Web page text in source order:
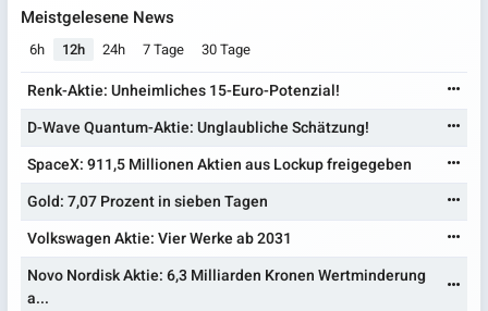
Meistgelesene News
6h 12h 24h 7 Tage 30 Tage
Renk-Aktie: Unheimliches 15-Euro-Potenzial!
D-Wave Quantum-Aktie: Unglaubliche Schätzung!
SpaceX: 911,5 Millionen Aktien aus Lockup freigegeben
Gold: 7,07 Prozent in sieben Tagen
Volkswagen Aktie: Vier Werke ab 2031
Novo Nordisk Aktie: 6,3 Milliarden Kronen Wertminderung
a...